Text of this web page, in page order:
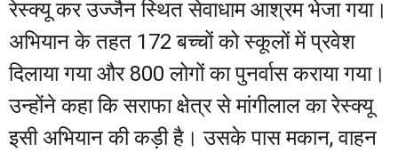
रेस्क्यू कर उज्जैन स्थित सेवाधाम आश्रम भेजा गया।
अभियान के तहत 172 बच्चों को स्कूलों में प्रवेश
दिलाया गया और 800 लोगों का पुनर्वास कराया गया।
उन्होंने कहा कि सराफा क्षेत्र से मांगीलाल का रेस्क्यू
इसी अभियान की कड़ी है। उसके पास मकान, वाहन